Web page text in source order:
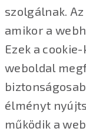
szolgálnak.
amikor a
Ezek a
weboldal
élményt
működik a